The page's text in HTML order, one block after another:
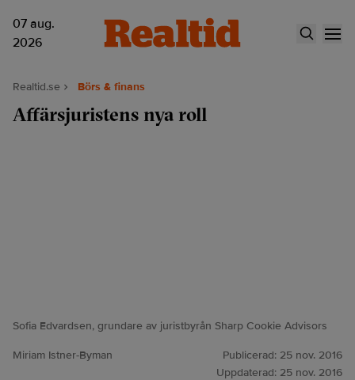
07 aug.
2026
Realtid.se Börs & finans
Affärsjuristens nya roll
Sofia Edvardsen, grundare av juristbyrån Sharp Cookie Advisors
Miriam Istner-Byman Publicerad: 25 nov. 2016
Uppdaterad: 25 nov. 2016